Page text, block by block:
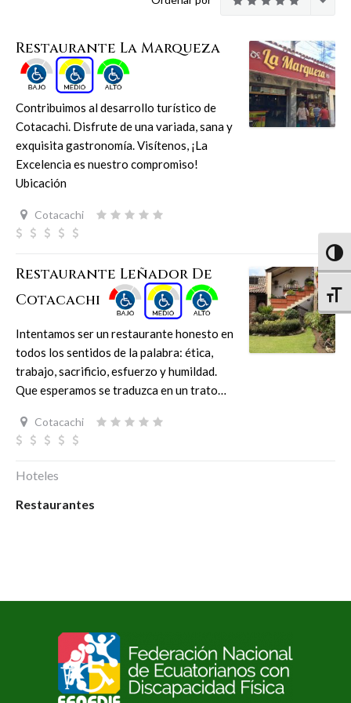
Restaurante La Marqueza
Contribuimos al desarrollo turístico de
Cotacachi. Disfrute de una variada, sana y
exquisita gastronomía. Visítenos, ¡La
Excelencia es nuestro compromiso!
Ubicación
Cotacachi
Restaurante Leñador De
Cotacachi
Intentamos ser un restaurante honesto en
todos los sentidos de la palabra: ética,
trabajo, sacrificio, esfuerzo y humildad.
Que esperamos se traduzca en un trato…
Cotacachi
Hoteles
Restaurantes